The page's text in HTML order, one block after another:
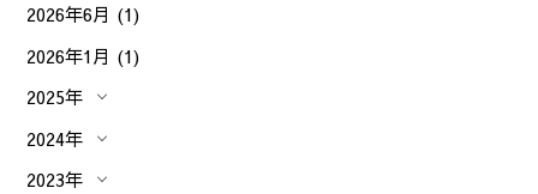
2026年6月 (1)
2026年1月 (1)
2025年
2024年
2023年